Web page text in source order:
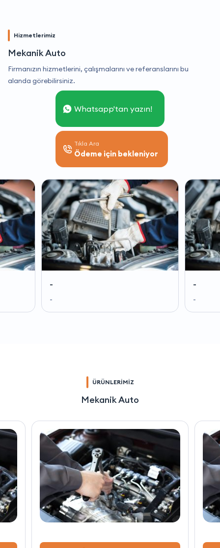
Hizmetlerimiz
Mekanik Auto
Firmanızın hizmetlerini, çalışmalarını ve referanslarını bu
alanda görebilirsiniz.
Whatsapp'tan yazın!
Tıkla Ara
Ödeme için bekleniyor
-
-
-
-
ÜRÜNLERİMİZ
Mekanik Auto